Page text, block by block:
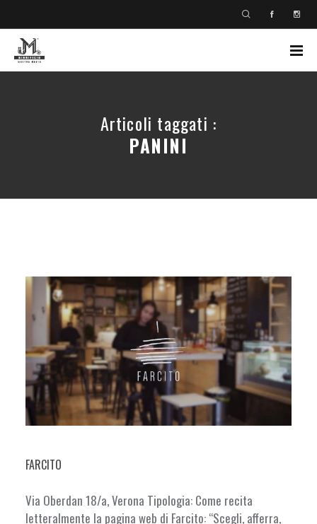
Articoli taggati :
PANINI
FARCITO
Via Oberdan 18/a, Verona Tipologia: Come recita
letteralmente la pagina web di Farcito: “Scegli, afferra,